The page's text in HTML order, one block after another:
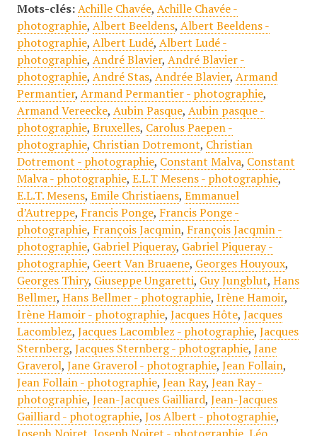
Mots-clés: Achille Chavée, Achille Chavée -
photographie, Albert Beeldens, Albert Beeldens -
photographie, Albert Ludé, Albert Ludé -
photographie, André Blavier, André Blavier -
photographie, André Stas, Andrée Blavier, Armand
Permantier, Armand Permantier - photographie,
Armand Vereecke, Aubin Pasque, Aubin pasque -
photographie, Bruxelles, Carolus Paepen -
photographie, Christian Dotremont, Christian
Dotremont - photographie, Constant Malva, Constant
Malva - photographie, E.L.T Mesens - photographie,
E.L.T. Mesens, Emile Christiaens, Emmanuel
d’Autreppe, Francis Ponge, Francis Ponge -
photographie, François Jacqmin, François Jacqmin -
photographie, Gabriel Piqueray, Gabriel Piqueray -
photographie, Geert Van Bruaene, Georges Houyoux,
Georges Thiry, Giuseppe Ungaretti, Guy Jungblut, Hans
Bellmer, Hans Bellmer - photographie, Irène Hamoir,
Irène Hamoir - photographie, Jacques Hôte, Jacques
Lacomblez, Jacques Lacomblez - photographie, Jacques
Sternberg, Jacques Sternberg - photographie, Jane
Graverol, Jane Graverol - photographie, Jean Follain,
Jean Follain - photographie, Jean Ray, Jean Ray -
photographie, Jean-Jacques Gailliard, Jean-Jacques
Gailliard - photographie, Jos Albert - photographie,